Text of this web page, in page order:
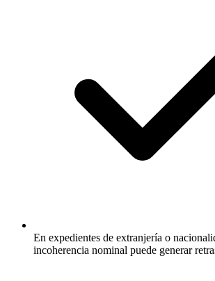
En expedientes de extranjería o
incoherencia nominal puede generar